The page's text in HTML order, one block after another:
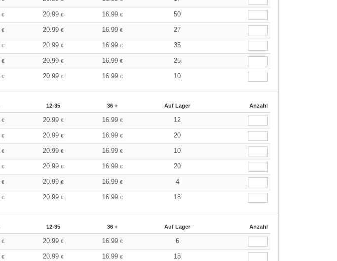
€ 20.99 € 16.99 € 50
€ 20.99 € 16.99 € 27
€ 20.99 € 16.99 € 35
€ 20.99 € 16.99 € 25
€ 20.99 € 16.99 € 10
12-35 36 + Auf Lager Anzahl
€ 20.99 € 16.99 € 12
€ 20.99 € 16.99 € 20
€ 20.99 € 16.99 € 10
€ 20.99 € 16.99 € 20
€ 20.99 € 16.99 € 4
€ 20.99 € 16.99 € 18
12-35 36 + Auf Lager Anzahl
€ 20.99 € 16.99 € 6
€ 20.99 € 16.99 € 18